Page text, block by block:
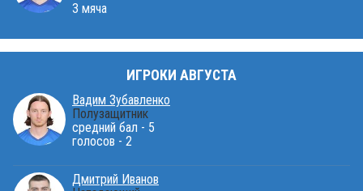
3 мяча
ИГРОКИ АВГУСТА
Вадим Зубавленко
Полузащитник
средний бал - 5
голосов - 2
Дмитрий Иванов